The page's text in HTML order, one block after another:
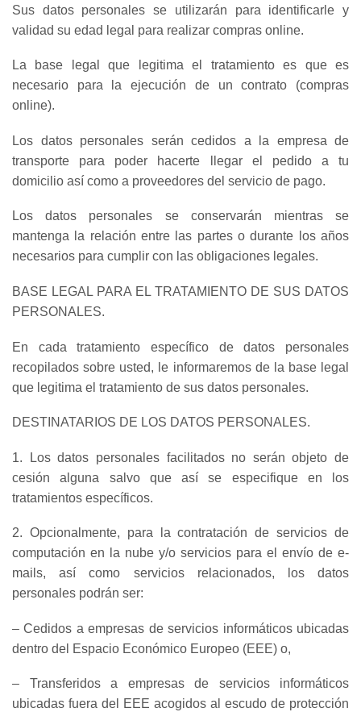
Sus datos personales se utilizarán para identificarle y
validad su edad legal para realizar compras online.
La base legal que legitima el tratamiento es que es
necesario para la ejecución de un contrato (compras
online).
Los datos personales serán cedidos a la empresa de
transporte para poder hacerte llegar el pedido a tu
domicilio así como a proveedores del servicio de pago.
Los datos personales se conservarán mientras se
mantenga la relación entre las partes o durante los años
necesarios para cumplir con las obligaciones legales.
BASE LEGAL PARA EL TRATAMIENTO DE SUS DATOS
PERSONALES.
En cada tratamiento específico de datos personales
recopilados sobre usted, le informaremos de la base legal
que legitima el tratamiento de sus datos personales.
DESTINATARIOS DE LOS DATOS PERSONALES.
1. Los datos personales facilitados no serán objeto de
cesión alguna salvo que así se especifique en los
tratamientos específicos.
2. Opcionalmente, para la contratación de servicios de
computación en la nube y/o servicios para el envío de e-
mails, así como servicios relacionados, los datos
personales podrán ser:
– Cedidos a empresas de servicios informáticos ubicadas
dentro del Espacio Económico Europeo (EEE) o,
– Transferidos a empresas de servicios informáticos
ubicadas fuera del EEE acogidos al escudo de protección